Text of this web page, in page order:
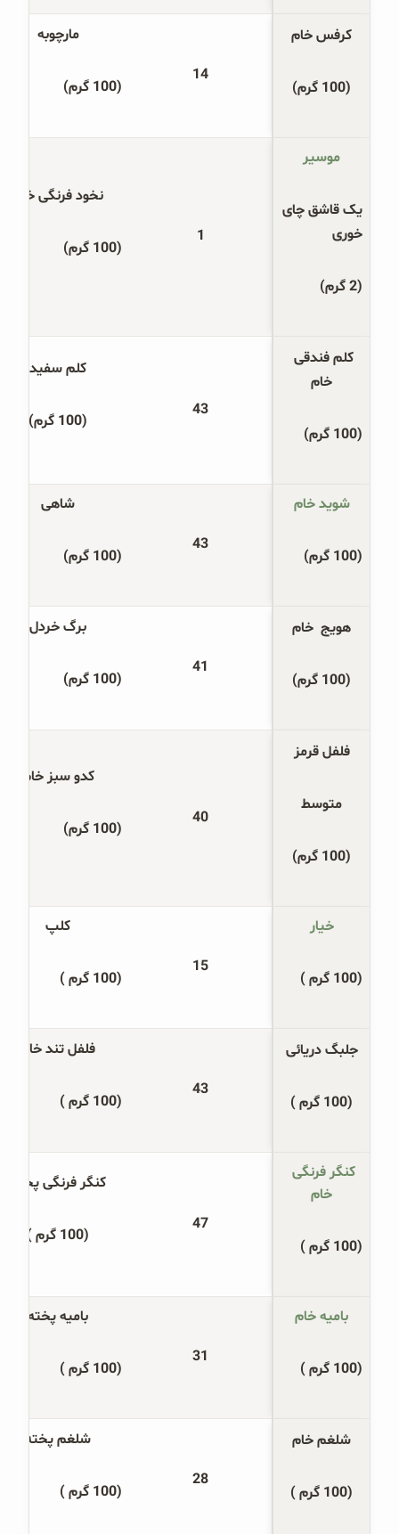
کرفس خام
(100 گرم)
14
مارچوبه
(100 گرم)
موسیر
خوری
(2 گرم)
1
نخود فرنگی خام
(100 گرم)
خام
(100 گرم)
43
کلم سفید
(100 گرم)
شوید خام
(100 گرم)
43
شاهی
(100 گرم)
هویج  خام
(100 گرم)
41
برگ خردل
(100 گرم)
فلفل قرمز
متوسط
(100 گرم)
40
کدو سبز خام
(100 گرم)
خیار
(100 گرم )
15
کلپ
(100 گرم )
جلبگ دریائی
(100 گرم )
43
فلفل تند خام
(100 گرم )
خام
(100 گرم )
47
کنگر فرنگی پخته
(100 گرم )
بامیه خام
(100 گرم )
31
بامیه پخته
(100 گرم )
شلغم خام
(100 گرم )
28
شلغم پخته
(100 گرم )